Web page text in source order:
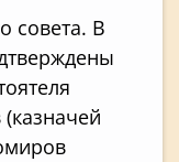
совета. В